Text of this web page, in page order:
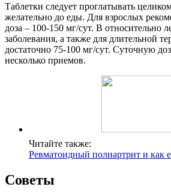
Таблетки следует проглатывать
желательно до еды. Для взрослых
доза – 100-150 мг/сут. В относительно
заболевания, а также для длительной
достаточно 75-100 мг/сут. Суточную
несколько приемов.
Читайте также:
Ревматоидный полиартрит и как
Советы